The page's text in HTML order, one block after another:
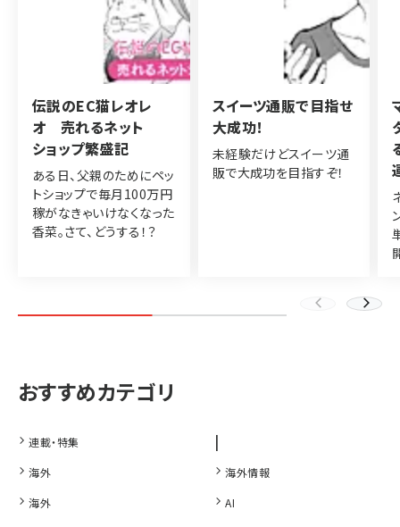
伝説のEC猫レオレ
オ 売れるネット
ショップ繁盛記
ある日、父親のためにペッ
トショップで毎月100万円
稼がなきゃいけなくなった
香菜。さて、どうする！？
スイーツ通販で目指せ
大成功！
未経験だけどスイーツ通
販で大成功を目指すぞ！
連載・特集 |
海外
海外情報
海外
AI